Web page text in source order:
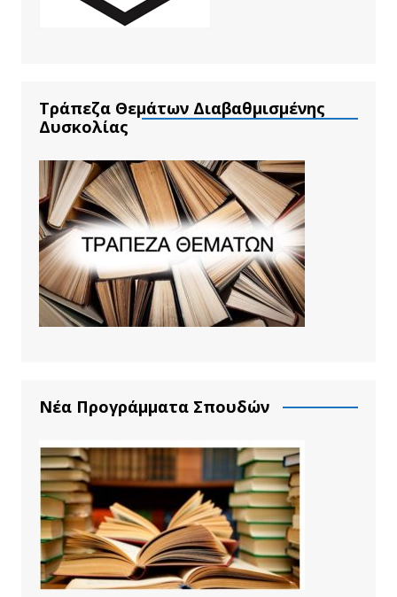
Τράπεζα Θεμάτων Διαβαθμισμένης
Δυσκολίας
Νέα Προγράμματα Σπουδών